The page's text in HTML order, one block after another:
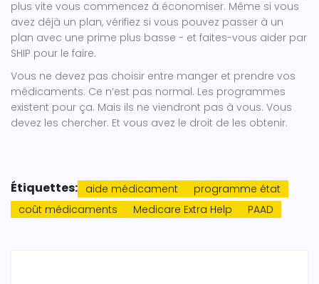
plus vite vous commencez à économiser. Même si vous
avez déjà un plan, vérifiez si vous pouvez passer à un
plan avec une prime plus basse - et faites-vous aider par
SHIP pour le faire.
Vous ne devez pas choisir entre manger et prendre vos
médicaments. Ce n’est pas normal. Les programmes
existent pour ça. Mais ils ne viendront pas à vous. Vous
devez les chercher. Et vous avez le droit de les obtenir.
Étiquettes: aide médicament
programme état
coût médicaments
Medicare Extra Help PAAD